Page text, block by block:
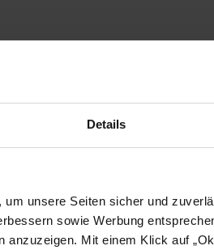
Details
unsere Seiten sicher und
sowie Werbung
anzuzeigen. Mit einem Klick auf
dank UHS Speed Klasse 3